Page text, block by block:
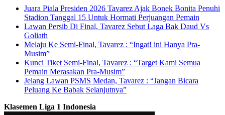
Juara Piala Presiden 2026 Tavarez Ajak Bonek Bonita Penuhi
Stadion Tanggal 15 Untuk Hormati Perjuangan Pemain
Lawan Persib Di Final, Tavarez Sebut Laga Bak Daud Vs
Goliath
Melaju Ke Semi-Final, Tavarez : “Ingat! ini Hanya Pra-
Musim”
Kunci Tiket Semi-Final, Tavarez : “Target Kami Semua
Pemain Merasakan Pra-Musim”
Jelang Lawan PSMS Medan, Tavarez : “Jangan Bicara
Peluang Ke Babak Selanjutnya”
Klasemen Liga 1 Indonesia